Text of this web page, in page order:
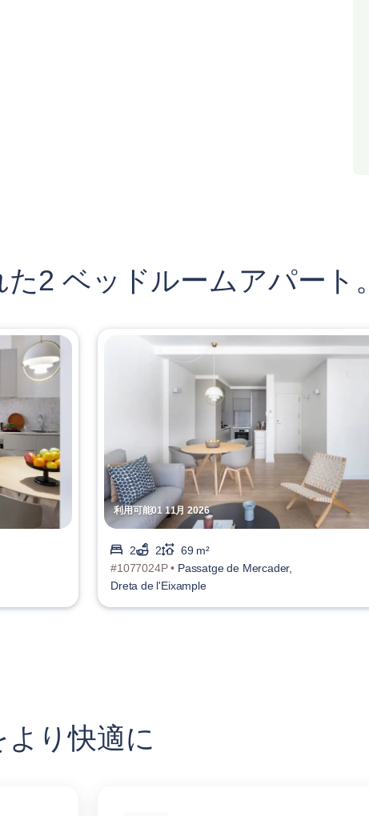
2 ベッドルームアパート。
利用可能01 11月 2026
2 2
69 m²
#1077024P • Passatge de Mercader,
Dreta de l'Eixample
り快適に